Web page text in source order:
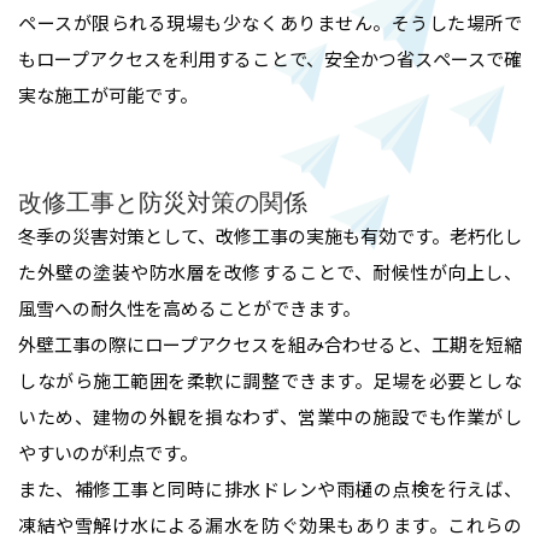
ペースが限られる現場も少なくありません。そうした場所で
もロープアクセスを利用することで、安全かつ省スペースで確
実な施工が可能です。
改修工事と防災対策の関係
冬季の災害対策として、改修工事の実施も有効です。老朽化し
た外壁の塗装や防水層を改修することで、耐候性が向上し、
風雪への耐久性を高めることができます。
外壁工事の際にロープアクセスを組み合わせると、工期を短縮
しながら施工範囲を柔軟に調整できます。足場を必要としな
いため、建物の外観を損なわず、営業中の施設でも作業がし
やすいのが利点です。
また、補修工事と同時に排水ドレンや雨樋の点検を行えば、
凍結や雪解け水による漏水を防ぐ効果もあります。これらの